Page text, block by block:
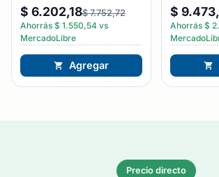
$ 6.202,18$7.752,72
Ahorrás $ 1.550,54 vs
MercadoLibre
Agregar
$
Ahorrás $
Precio directo